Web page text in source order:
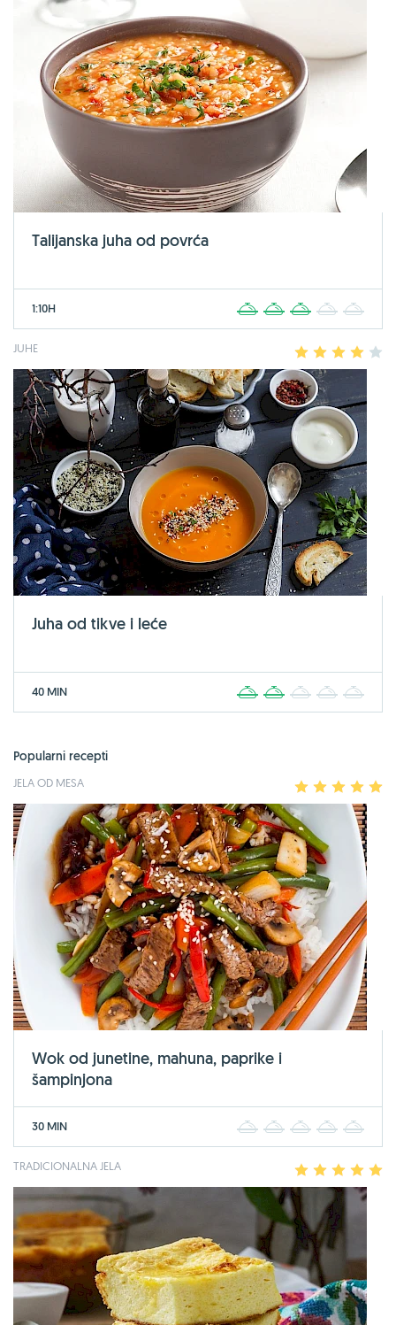
Talijanska juha od povrća
1:10H 2 3 4
JUHE 2 3 4
Juha od tikve i leće
40 MIN 2 3 4
Popularni recepti
JELA OD MESA 2 3 4
Wok od junetine, mahuna, paprike i
šampinjona
30 MIN 2 3 4
TRADICIONALNA JELA 2 3 4